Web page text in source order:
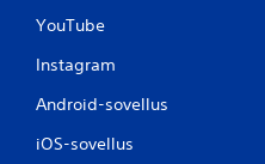
YouTube
Instagram
Android-sovellus
iOS-sovellus